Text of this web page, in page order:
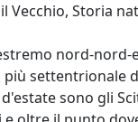
Vecchio, Storia
nord-nord-
settentrionale
sono gli